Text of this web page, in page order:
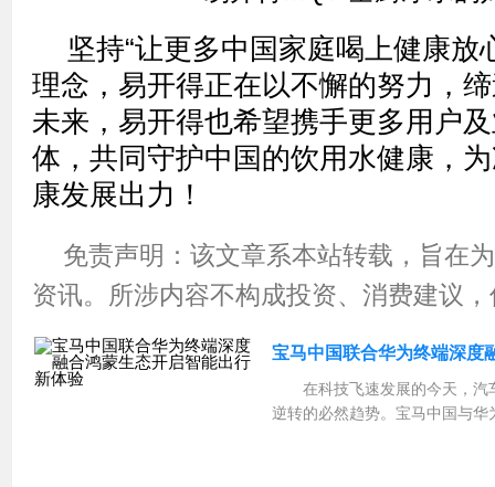
坚持“让更多中国家庭喝上健康放
理念，易开得正在以不懈的努力，
未来，易开得也希望携手更多用户
体，共同守护中国的饮用水健康，
康发展出力！
免责声明：该文章系本站转载，旨在
资讯。所涉内容不构成投资、消费建议
宝马中国联合华为终端深度
在科技飞速发展的今天，
逆转的必然趋势。宝马中国与